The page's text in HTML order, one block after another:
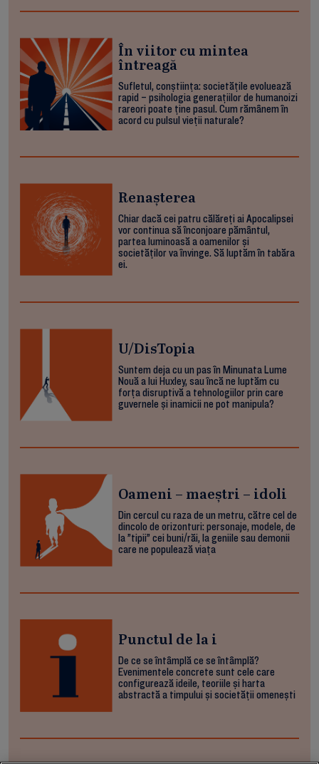
În viitor cu mintea
întreagă
Sufletul, conștiința: societățile evoluează
rapid – psihologia generațiilor de humanoizi
rareori poate ține pasul. Cum rămânem în
acord cu pulsul vieții naturale?
Renașterea
Chiar dacă cei patru călăreți ai Apocalipsei
vor continua să înconjoare pământul,
partea luminoasă a oamenilor și
societăților va învinge. Să luptăm în tabăra
ei.
U/DisTopia
Suntem deja cu un pas în Minunata Lume
Nouă a lui Huxley, sau încă ne luptăm cu
forța disruptivă a tehnologiilor prin care
guvernele și inamicii ne pot manipula?
Oameni – maeștri – idoli
Din cercul cu raza de un metru, către cel de
dincolo de orizonturi: personaje, modele, de
la ”tipii” cei buni/răi, la geniile sau demonii
care ne populează viața
Punctul de la i
De ce se întâmplă ce se întâmplă?
Evenimentele concrete sunt cele care
configurează ideile, teoriile și harta
abstractă a timpului și societății omenești